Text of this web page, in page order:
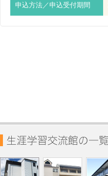
申込方法／申込受付期間